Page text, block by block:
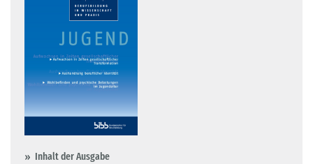
Inhalt der Ausgabe